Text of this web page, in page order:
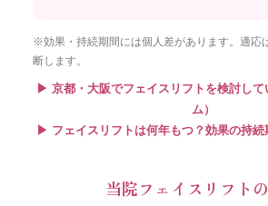
※効果・持続期間には個人差があります。適応
断します。
▶ 京都・大阪でフェイスリフトを検討して
ム）
▶ フェイスリフトは何年もつ？効果の持続
当院フェイスリフト